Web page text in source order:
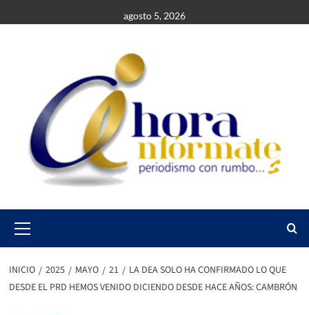
al
agosto 5, 2026
Menu
INICIO 2025 MAYO 21
LA DEA SOLO HA CONFIRMADO LO QUE
DESDE EL PRD HEMOS VENIDO DICIENDO DESDE HACE AÑOS: CAMBRÓN